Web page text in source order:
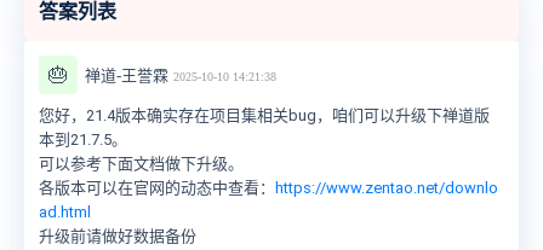
答案列表
🎂 禅道-王誉霖 2025-10-10 14:21:38
您好，21.4版本确实存在项目集相关bug，咱们可以升级下禅道版
本到21.7.5。
可以参考下面文档做下升级。
各版本可以在官网的动态中查看：
https://www.zentao.net/downlo
ad.html
升级前请做好数据备份